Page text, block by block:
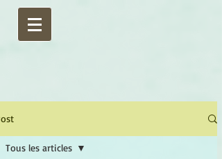
Tous les articles